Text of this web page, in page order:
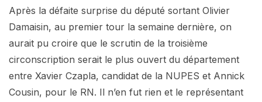
Après la défaite surprise du député sortant Olivier
Damaisin, au premier tour la semaine dernière, on
aurait pu croire que le scrutin de la troisième
circonscription serait le plus ouvert du département
entre Xavier Czapla, candidat de la NUPES et Annick
Cousin, pour le RN. Il n’en fut rien et le représentant